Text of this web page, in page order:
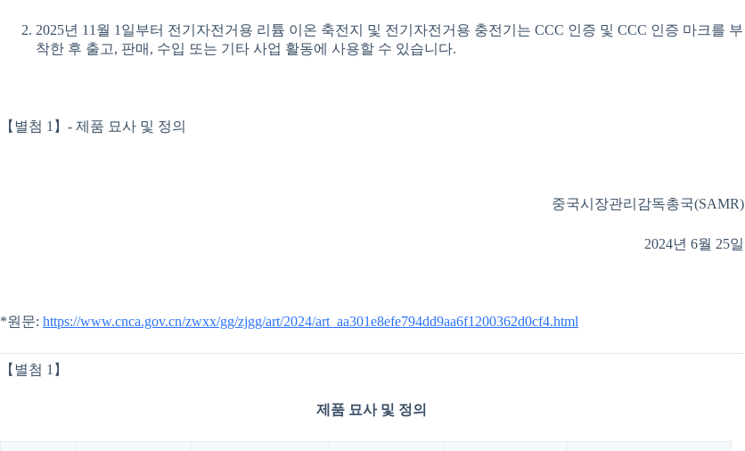
2025년 11월 1일부터 전기자전거용 리튬 이온 축전지 및 전기자전거용 충전기는 CCC 인증 및 CCC 인증 마크를 부
착한 후 출고, 판매, 수입 또는 기타 사업 활동에 사용할 수 있습니다.
【별첨 1】- 제품 묘사 및 정의
중국시장관리감독총국(SAMR)
2024년 6월 25일
*원문: https://www.cnca.gov.cn/zwxx/gg/zjgg/art/2024/art_aa301e8efe794dd9aa6f1200362d0cf4.html
【별첨 1】
제품 묘사 및 정의